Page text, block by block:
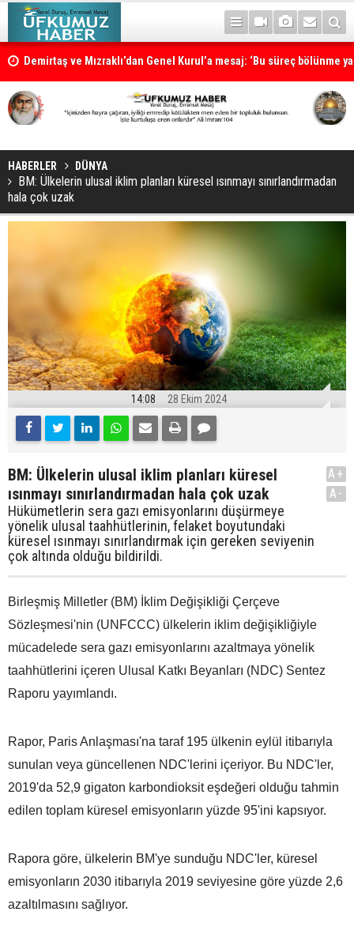
Demirtaş ve Mızraklı’dan Genel Kurul’a mesaj: ‘Bu süreç bölünme
süreci değildir’
HABERLER DÜNYA
BM: Ülkelerin ulusal iklim planları küresel ısınmayı sınırlandırmadan
hala çok uzak
14:08 28 Ekim 2024
BM: Ülkelerin ulusal iklim planları küresel
ısınmayı sınırlandırmadan hala çok uzak
Hükümetlerin sera gazı emisyonlarını düşürmeye
yönelik ulusal taahhütlerinin, felaket boyutundaki
küresel ısınmayı sınırlandırmak için gereken seviyenin
çok altında olduğu bildirildi.
A+
A-
Birleşmiş Milletler (BM) İklim Değişikliği Çerçeve
Sözleşmesi'nin (UNFCCC) ülkelerin iklim değişikliğiyle
mücadelede sera gazı emisyonlarını azaltmaya yönelik
taahhütlerini içeren Ulusal Katkı Beyanları (NDC) Sentez
Raporu yayımlandı.
Rapor, Paris Anlaşması'na taraf 195 ülkenin eylül itibarıyla
sunulan veya güncellenen NDC'lerini içeriyor. Bu NDC'ler,
2019'da 52,9 gigaton karbondioksit eşdeğeri olduğu tahmin
edilen toplam küresel emisyonların yüzde 95'ini kapsıyor.
Rapora göre, ülkelerin BM'ye sunduğu NDC'ler, küresel
emisyonların 2030 itibarıyla 2019 seviyesine göre yüzde 2,6
azaltılmasını sağlıyor.